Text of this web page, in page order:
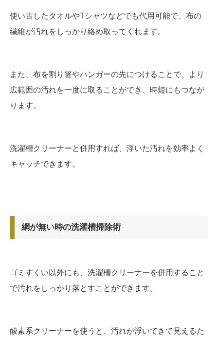
使い古したタオルやTシャツなどでも代用可能で、布の
繊維が汚れをしっかり絡め取ってくれます。
また、布を割り箸やハンガーの先につけることで、より
広範囲の汚れを一度に取ることができ、時短にもつなが
ります。
洗濯槽クリーナーと併用すれば、浮いた汚れを効率よく
キャッチできます。
網が無い時の洗濯槽掃除術
ゴミすくい以外にも、洗濯槽クリーナーを併用すること
で汚れをしっかり落とすことができます。
酸素系クリーナーを使うと、汚れが浮いてきて見えるた